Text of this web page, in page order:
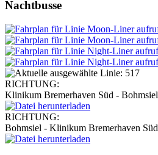
Nachtbusse
RICHTUNG:
Klinikum Bremerhaven Süd - Bohmsiel
RICHTUNG:
Bohmsiel - Klinikum Bremerhaven Süd